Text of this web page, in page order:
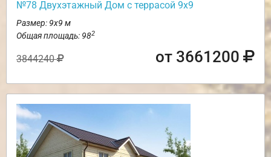
№78 Двухэтажный Дом с террасой 9х9
Размер: 9х9 м
Общая площадь: 982
3844240 от 3661200